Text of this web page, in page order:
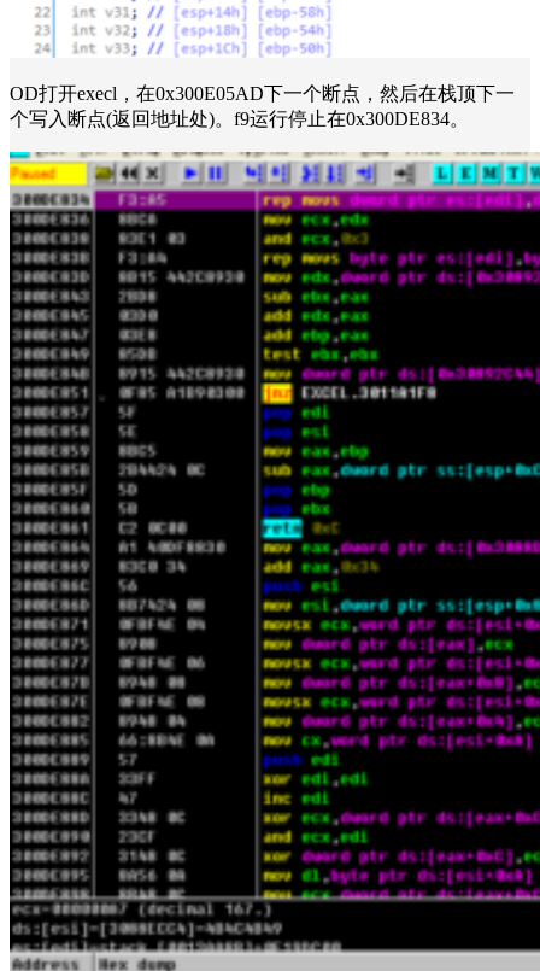
OD打开execl，在0x300E05AD下一个断点，然后在栈顶下一
个写入断点(返回地址处)。f9运行停止在0x300DE834。